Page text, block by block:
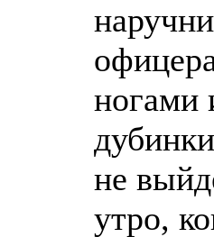
ногами
не
утро,